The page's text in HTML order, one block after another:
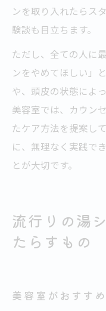
ンを取り入れたらス
験談も目立ちます。
ただし、全ての人に
ンをやめてほしい」
や、頭皮の状態によ
美容室では、カウン
たケア方法を提案し
に、無理なく実践で
とが大切です。
流行りの湯
たらすもの
美容室がおすす